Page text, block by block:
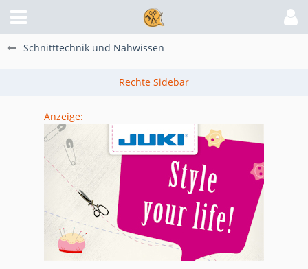
Schnitttechnik und Nähwissen
Anzeige: